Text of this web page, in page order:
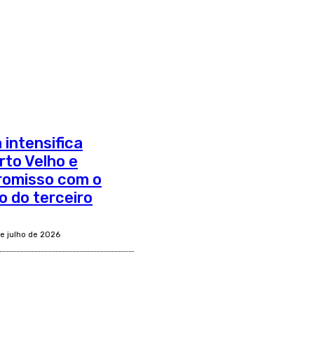
intensifica
Velho e
com o
do terceiro
julho de 2026